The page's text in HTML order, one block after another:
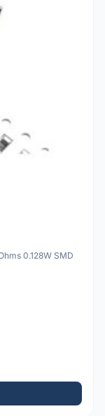
0.128W SMD